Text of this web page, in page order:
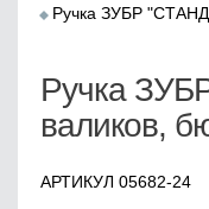
Ручка ЗУБР
Ручка
валиков,
АРТИКУЛ 05682-24